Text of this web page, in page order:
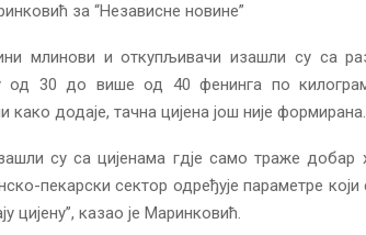
за “Независне новине”
млинови и откупљивачи изашли су са
од 30 до више од 40 фенинга по
како додаје, тачна цијена још није формирана.
су са цијенама гдје само траже добар
пекарски сектор одређује параметре који
цијену”, казао је Маринковић.